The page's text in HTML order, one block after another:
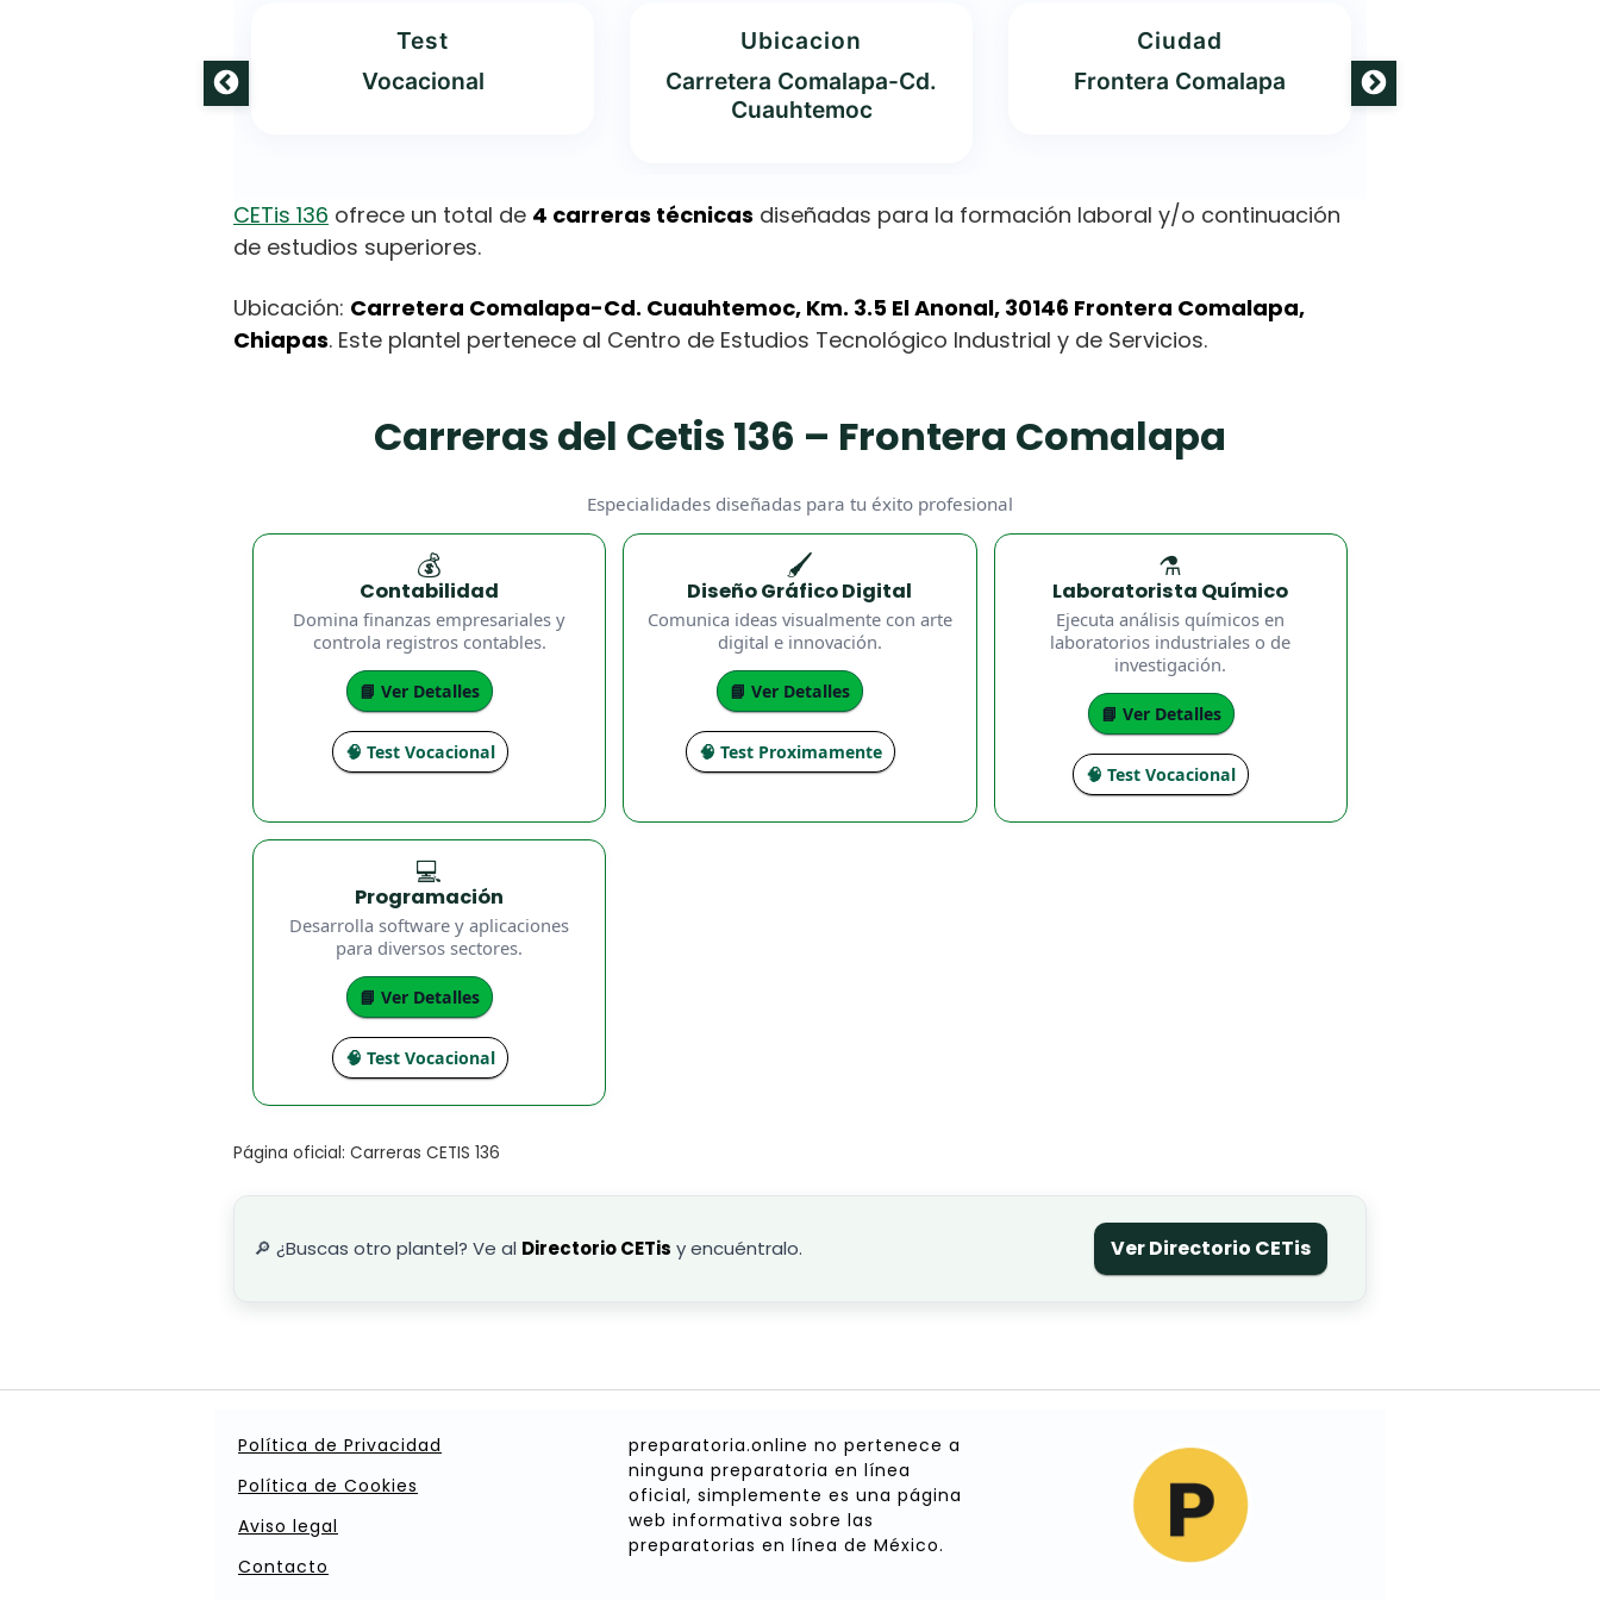
Test
Vocacional
Ubicacion
Carretera Comalapa-Cd.
Cuauhtemoc
Ciudad
Frontera Comalapa
CETis 136 ofrece un total de 4 carreras técnicas diseñadas para la formación laboral y/o continuación
de estudios superiores.
Ubicación: Carretera Comalapa-Cd. Cuauhtemoc, Km. 3.5 El Anonal, 30146 Frontera Comalapa,
Chiapas. Este plantel pertenece al Centro de Estudios Tecnológico Industrial y de Servicios.
Carreras del Cetis 136 – Frontera Comalapa
Especialidades diseñadas para tu éxito profesional
💰
Contabilidad
Domina finanzas empresariales y
controla registros contables.
📘 Ver Detalles
🧠 Test Vocacional
🖌️
Diseño Gráfico Digital
Comunica ideas visualmente con arte
digital e innovación.
📘 Ver Detalles
🧠 Test Proximamente
⚗️
Laboratorista Químico
Ejecuta análisis químicos en
laboratorios industriales o de
investigación.
📘 Ver Detalles
🧠 Test Vocacional
💻
Programación
Desarrolla software y aplicaciones
para diversos sectores.
📘 Ver Detalles
🧠 Test Vocacional
Página oficial: Carreras CETIS 136
🔎 ¿Buscas otro plantel? Ve al Directorio CETis y encuéntralo. Ver Directorio CETis
Política de Privacidad
Política de Cookies
Aviso legal
Contacto
preparatoria.online no pertenece a
ninguna preparatoria en línea
oficial, simplemente es una página
web informativa sobre las
preparatorias en línea de México.